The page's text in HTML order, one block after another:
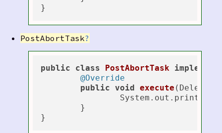
PostAbortTask?
public class PostAbortTask
@Override
public void execute
		System.out.println(